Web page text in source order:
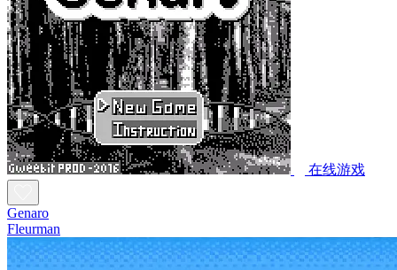
在线游戏
Genaro
Fleurman